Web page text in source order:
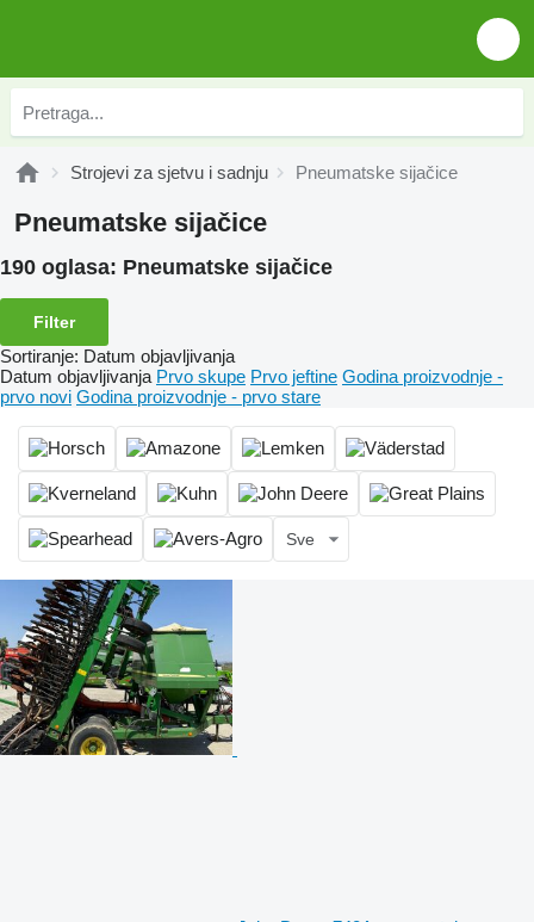
Strojevi za sjetvu i sadnju Pneumatske sijačice
Pneumatske sijačice
190 oglasa: Pneumatske sijačice
Filter
Sortiranje: Datum objavljivanja
Datum objavljivanja Prvo skupe Prvo jeftine Godina proizvodnje -
prvo novi Godina proizvodnje - prvo stare
Sve